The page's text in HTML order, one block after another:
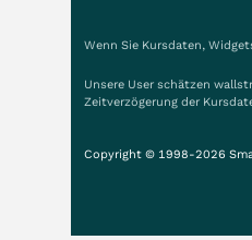
Wenn Sie Kursdaten,
Unsere User schätzen
Zeitverzögerung der
Copyright © 1998-2026